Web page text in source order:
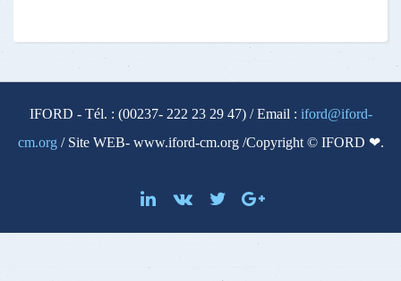
IFORD - Tél. : (00237- 222 23 29 47) / Email : iford@iford-
cm.org / Site WEB- www.iford-cm.org /Copyright © IFORD ❤.